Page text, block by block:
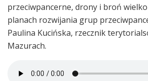
przeciwpancerne, drony i broń
planach rozwijania grup
Paulina Kucińska, rzecznik
Mazurach.